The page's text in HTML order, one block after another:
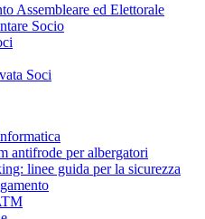
Assembleare ed Elettorale
Socio
Soci
antifrode per albergatori
linee guida per la sicurezza